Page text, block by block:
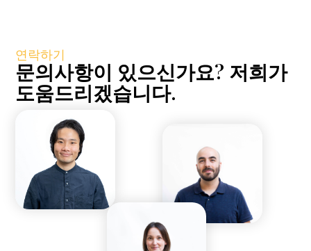
연락하기
문의사항이 있으신가요? 저희가
도움드리겠습니다.